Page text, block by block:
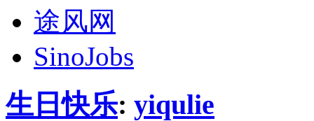
途风网
SinoJobs
生日快乐: yiqulie